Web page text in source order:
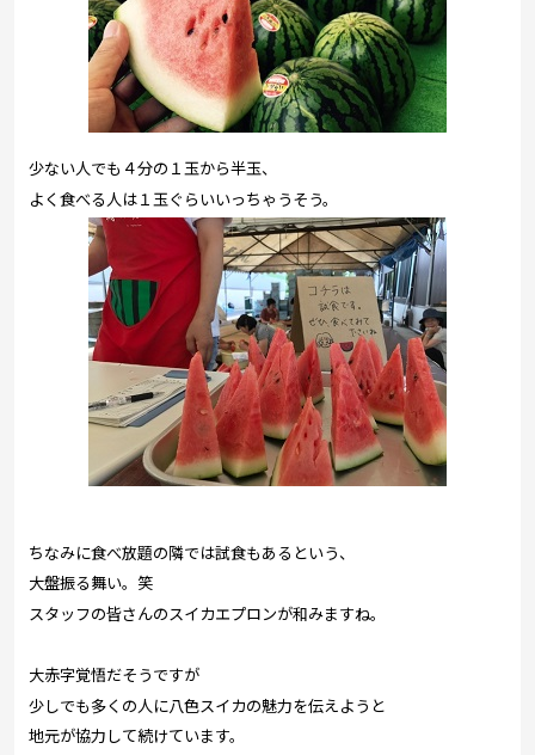
少ない人でも４分の１玉から半玉、
よく食べる人は１玉ぐらいいっちゃうそう。
ちなみに食べ放題の隣では試食もあるという、
大盤振る舞い。笑
スタッフの皆さんのスイカエプロンが和みますね。
大赤字覚悟だそうですが
少しでも多くの人に八色スイカの魅力を伝えようと
地元が協力して続けています。